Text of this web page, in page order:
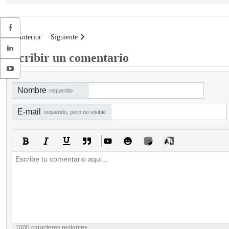
Artículo anterior: Controles para el proceso general de publicidad
Anterior Artículo siguiente: Controles para el proceso general de
Siguiente
Escribir un comentario
Nombre requerido
E-mail requerido, pero no visible
1000 caracteres restantes